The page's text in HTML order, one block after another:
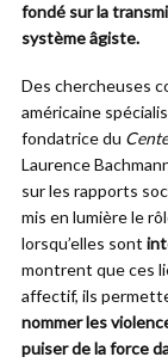
fondé sur la
système âgiste.
Des chercheuses
américaine
fondatrice du
Laurence
sur les rapports
mis en lumière le
lorsqu’elles sont
montrent que ces
affectif, ils
nommer les
puiser de la force